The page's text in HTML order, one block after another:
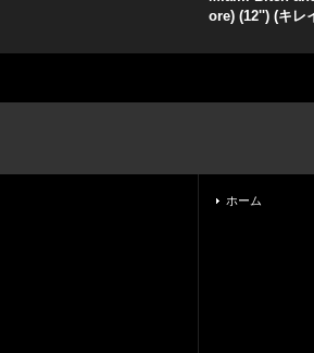
ore) (12'') (キレ
ホーム